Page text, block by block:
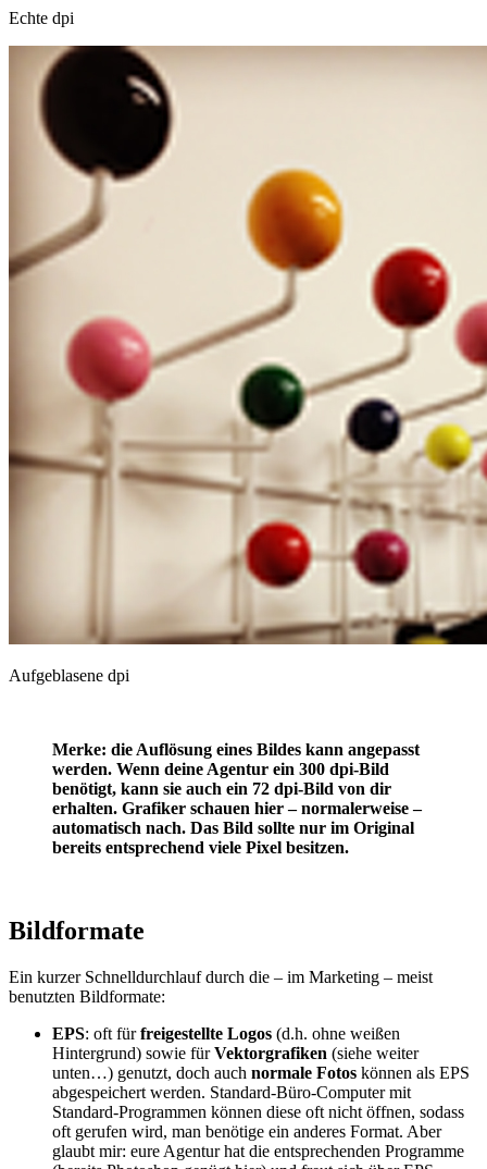
Echte dpi
Aufgeblasene dpi
Merke: die Auflösung eines Bildes kann angepasst
werden. Wenn deine Agentur ein 300 dpi-Bild
benötigt, kann sie auch ein 72 dpi-Bild von dir
erhalten. Grafiker schauen hier – normalerweise –
automatisch nach. Das Bild sollte nur im Original
bereits entsprechend viele Pixel besitzen.
Bildformate
Ein kurzer Schnelldurchlauf durch die – im Marketing – meist
benutzten Bildformate:
EPS: oft fürfreigestellte Logos (d.h. ohne weißen
Hintergrund) sowie fürVektorgrafiken (siehe weiter
unten…) genutzt, doch auch normale Fotos können als EPS
abgespeichert werden. Standard-Büro-Computer mit
Standard-Programmen können diese oft nicht öffnen, sodass
oft gerufen wird, man benötige ein anderes Format. Aber
glaubt mir: eure Agentur hat die entsprechenden Programme